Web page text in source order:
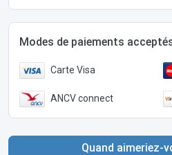
Modes de paiements
Carte Visa
ANCV connect
Quand aimeriez-